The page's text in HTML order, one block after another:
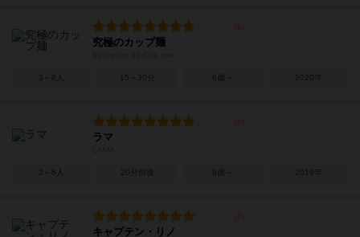
究極のカップ麺
3～8人 15～30分 6歳～ 2020年
ラマ
2～6人 20分前後 8歳～ 2019年
キャプテン・リノ